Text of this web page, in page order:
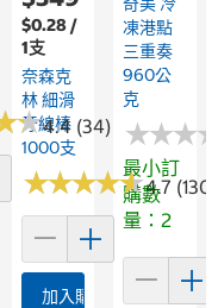
★
★4.4 (34)
$0.28 /
1支
奈森克
林 細滑
牙線棒
1000支
★★★★★
★★★★★4.7
加入購物車
凍港點
三重奏
960公
克
★★★
★★★
最小訂
購數
量：2